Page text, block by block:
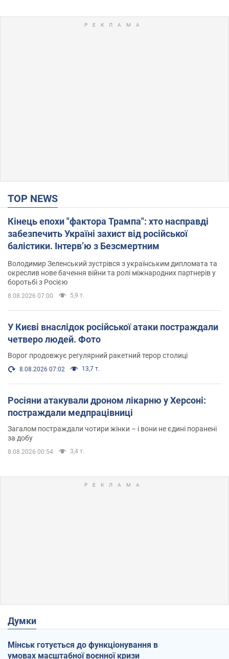
TOP NEWS
Кінець епохи "фактора Трампа": хто насправді
забезпечить Україні захист від російської
балістики. Інтерв’ю з Безсмертним
Володимир Зеленський зустрівся з українським дипломата та
окреслив нове бачення війни та ролі міжнародних партнерів у
боротьбі з Росією
8.08.2026 07:00 5,9 т.
У Києві внаслідок російської атаки постраждали
четверо людей. Фото
Ворог продовжує регулярний ракетний терор столиці
8.08.2026 07:02 13,7 т.
Росіяни атакували дроном лікарню у Херсоні:
постраждали медпрацівниці
Загалом постраждали чотири жінки – і вони не єдині поранені
за добу
8.08.2026 00:54 3,4 т.
Думки
Мінськ готується до функціонування в
умовах масштабної воєнної кризи